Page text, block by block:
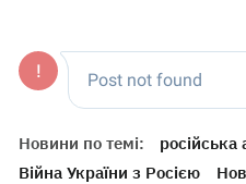
Новини по темі:
російська
Війна України з Росією